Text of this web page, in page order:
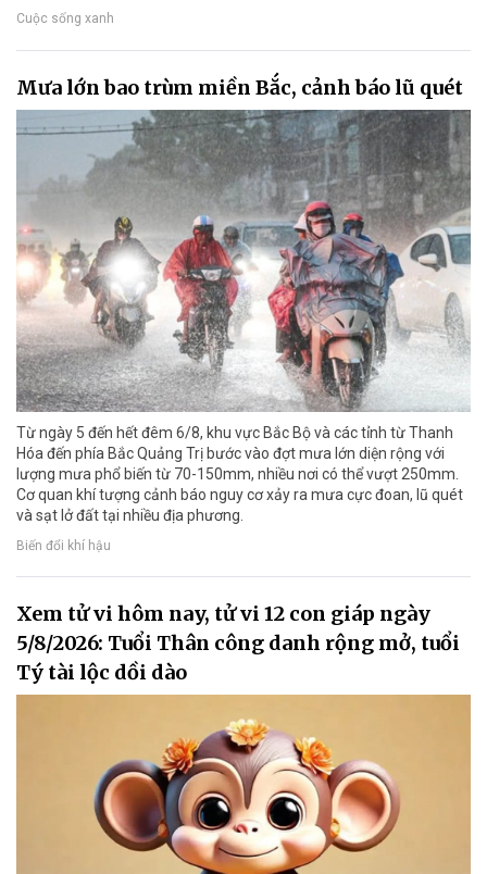
Cuộc sống xanh
Mưa lớn bao trùm miền Bắc, cảnh báo lũ quét
Từ ngày 5 đến hết đêm 6/8, khu vực Bắc Bộ và các tỉnh từ Thanh
Hóa đến phía Bắc Quảng Trị bước vào đợt mưa lớn diện rộng với
lượng mưa phổ biến từ 70-150mm, nhiều nơi có thể vượt 250mm.
Cơ quan khí tượng cảnh báo nguy cơ xảy ra mưa cực đoan, lũ quét
và sạt lở đất tại nhiều địa phương.
Biến đổi khí hậu
Xem tử vi hôm nay, tử vi 12 con giáp ngày
5/8/2026: Tuổi Thân công danh rộng mở, tuổi
Tý tài lộc dồi dào